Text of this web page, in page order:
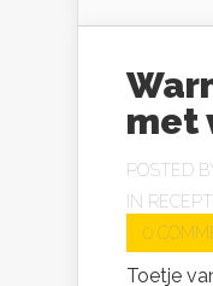
met
POSTED
IN
0
Toetje